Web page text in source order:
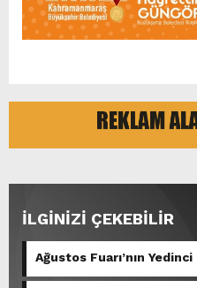
İLGİNİZİ ÇEKEBİLİR
Ağustos Fuarı’nın